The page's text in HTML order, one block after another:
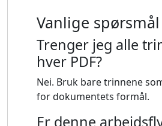
Vanlige spørsmål
Trenger jeg alle
hver PDF?
Nei. Bruk bare trinnene
for dokumentets formål.
Er denne